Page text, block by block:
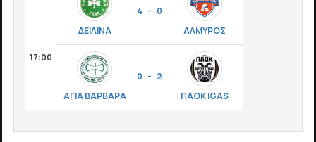
ΔΕΙΛΙΝΑ
4 - 0
ΑΛΜΥΡΟΣ
17:00
ΑΓΙΑ ΒΑΡΒΑΡΑ
0 - 2
ΠΑΟΚ IGAS